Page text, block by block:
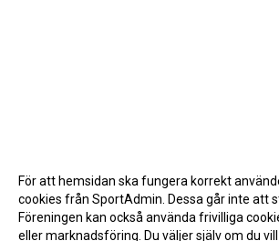
För att hemsidan ska fungera korrekt
cookies från SportAdmin. Dessa går inte att
Föreningen kan också använda frivilliga
eller marknadsföring. Du väljer själv om du